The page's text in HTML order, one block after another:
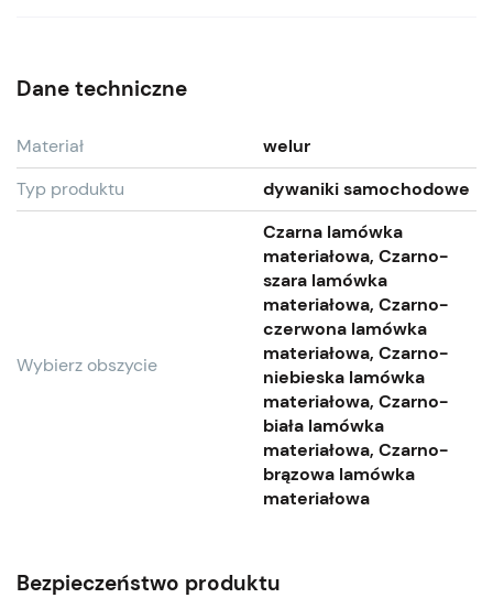
Dane techniczne
Materiał
welur
Typ produktu
dywaniki samochodowe
Wybierz obszycie
Czarna lamówka
materiałowa, Czarno-
szara lamówka
materiałowa, Czarno-
czerwona lamówka
materiałowa, Czarno-
niebieska lamówka
materiałowa, Czarno-
biała lamówka
materiałowa, Czarno-
brązowa lamówka
materiałowa
Bezpieczeństwo produktu